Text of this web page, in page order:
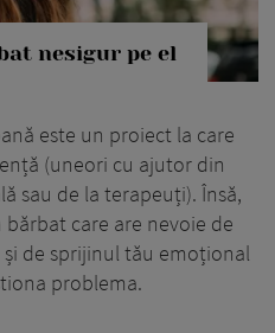
nesigur pe el
este un proiect la care
(uneori cu ajutor din
sau de la terapeuți). Însă,
care are nevoie de
de sprijinul tău emoțional
problema.